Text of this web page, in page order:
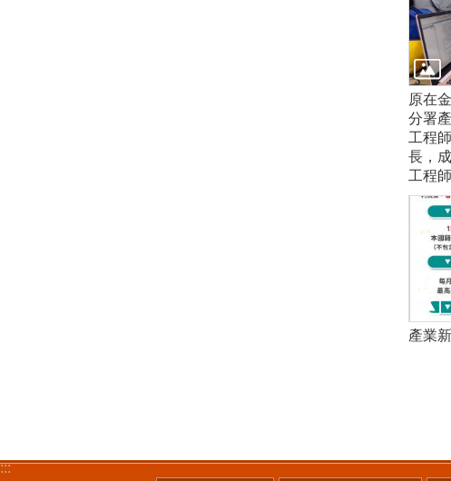
原在
分署
工程
長，
工程師
產業
:::